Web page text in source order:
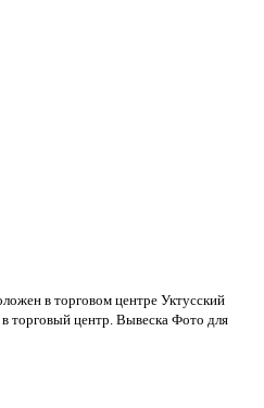
в торговом центре Уктусский
торговый центр. Вывеска Фото для